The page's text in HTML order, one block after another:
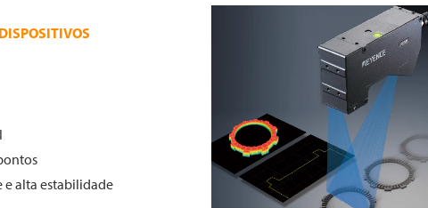
e alta estabilidade